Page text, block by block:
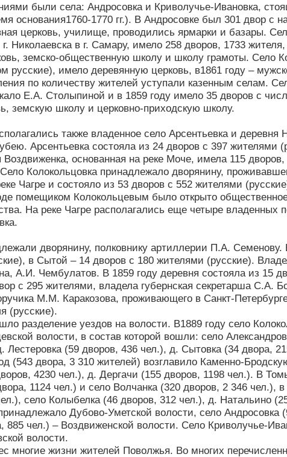
были села: Андросовка и Криволучье-Ивановка,
основания1760-1770 гг.). В Андросовке был 301 двор с
церковь, училище, проводились ярмарки и базары.
г. Николаевска в г. Самару, имело 258 дворов, 1733
земско-общественную школу и школу грамоты. Село
русские), имело деревянную церковь, в1861 году –
по количеству жителей уступали казенным селам.
Е.А. Столыпиной и в 1859 году имело 35 дворов с
земскую школу и церковно-приходскую школу.
также владенное село Арсентьевка и
Арсентьевка состояла из 24 дворов с 397 жителями
основанная на реке Моче, имела 115
Колокольцовка принадлежало дворянину,
Чагре и состояло из 53 дворов с 552 жителями
помещиком Колокольцевым было открыто
На реке Чагре располагались еще четыре
дворянину, полковнику артиллерии П.А.
в Сытой – 14 дворов с 180 жителями (русские).
А.И. Чембулатов. В 1859 году деревня состояла из 15
с 295 жителями, владела губернская секретарша С.А.
М.М. Каракозова, проживающего в Санкт-
(русские).
разделение уездов на волости. В1889 году село
волости, в состав которой вошли: село
Лестеровка (59 дворов, 436 чел.), д. Сытовка (34 двора,
(543 двора, 3 310 жителей) возглавило Каменно-
4230 чел.), д. Дергачи (155 дворов, 1198 чел.). В
1124 чел.) и село Волчанка (320 дворов, 2 346 чел.),
село Колыбелка (46 дворов, 312 чел.), д. Натальино
Дубово-Уметской волости, село
885 чел.) – Воздвиженской волости. Село Криволучье-
волости.
многие жизни жителей Поволжья. Во многих